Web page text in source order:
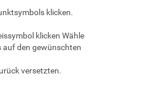
klicken.
klicken Wähle
auf den gewünschten
versetzten.